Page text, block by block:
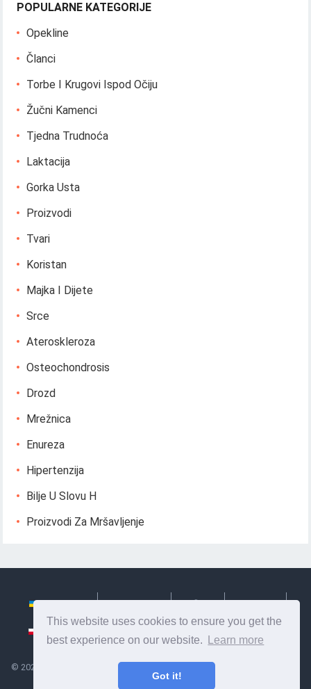
This website uses cookies to ensure you get the
best experience on our website.
Learn more
Got it!
POPULARNE KATEGORIJE
Opekline
Članci
Torbe I Krugovi Ispod Očiju
Žučni Kamenci
Tjedna Trudnoća
Laktacija
Gorka Usta
Proizvodi
Tvari
Koristan
Majka I Dijete
Srce
Ateroskleroza
Osteochondrosis
Drozd
Mrežnica
Enureza
Hipertenzija
Bilje U Slovu H
Proizvodi Za Mršavljenje
© 2026
- Korisne informacije i savjeti za brigu o sebi. Zdravlje,